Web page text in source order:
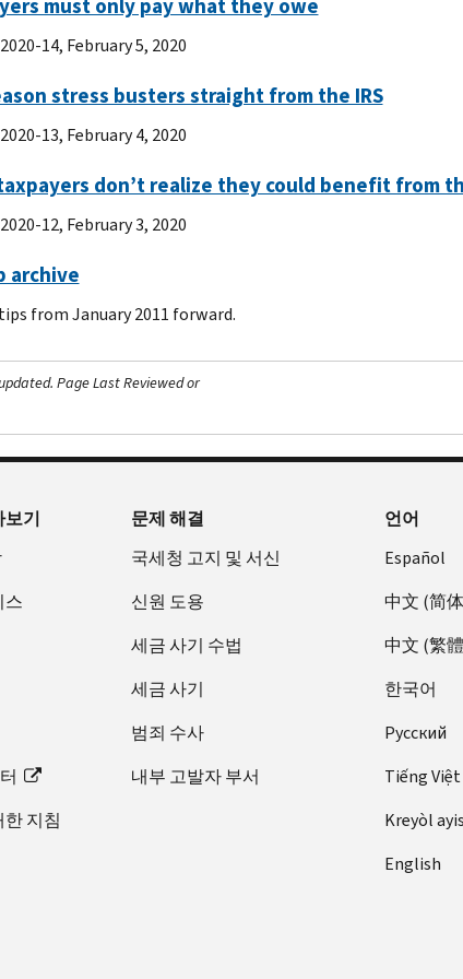
must only pay what they owe
14, February 5, 2020
stress busters straight from the IRS
13, February 4, 2020
don’t realize they could benefit from
12, February 3, 2020
archive
from January 2011 forward.
Page Last Reviewed or
보기
스
지침
문제 해결
국세청 고지 및 서신
신원 도용
세금 사기 수법
세금 사기
범죄 수사
내부 고발자 부서
언어
Español
中文 (简
中文 (繁
한국어
Pусский
Tiếng Việt
Kreyòl
English